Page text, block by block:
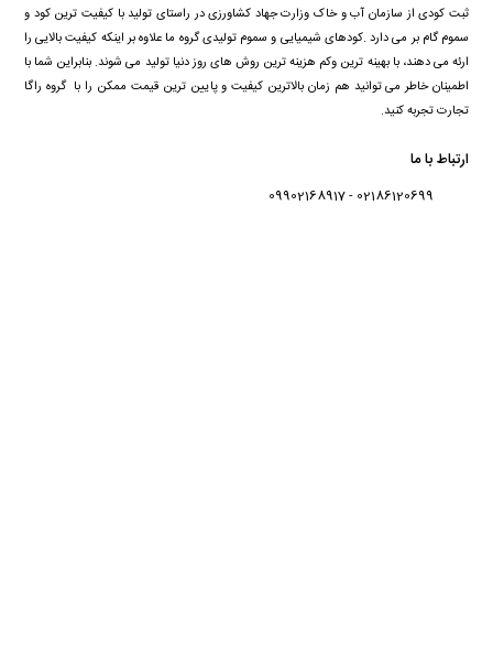
ثبت کودی از سازمان آب و خاک وزارت جهاد کشاورزی در راستای تولید با کیفیت ترین کود و
سموم گام بر می دارد .کودهای شیمیایی و سموم تولیدی گروه ما علاوه بر اینکه کیفیت بالایی را
ارئه می دهند، با بهینه ترین وکم هزینه ترین روش های روز دنیا تولید می شوند. بنابراین شما با
اطمینان خاطر می توانید هم زمان بالاترین کیفیت و پایین ترین قیمت ممکن را با گروه راگا
تجارت تجربه کنید.
ارتباط با ما
02186120699 - 09902168917